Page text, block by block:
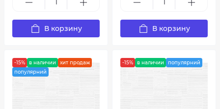
В корзину В корзину
-15% в наличии
хит продаж
популярний
-15% в наличии популярний